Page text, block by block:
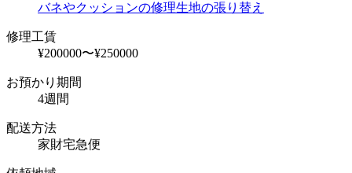
バネやクッションの修理生地の張り替え
修理工賃
¥200000〜¥250000
お預かり期間
4週間
配送方法
家財宅急便